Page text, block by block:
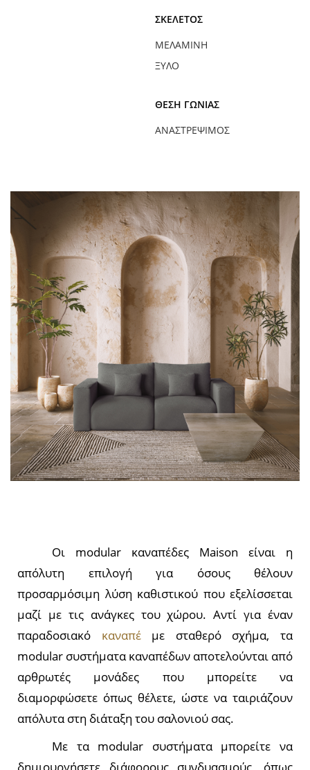
ΣΚΕΛΕΤΌΣ
ΜΕΛΑΜΊΝΗ
ΞΎΛΟ
ΘΈΣΗ ΓΩΝΊΑΣ
ΑΝΑΣΤΡΈΨΙΜΟΣ
Οι modular καναπέδες Maison είναι η
απόλυτη επιλογή για όσους θέλουν
προσαρμόσιμη λύση καθιστικού που εξελίσσεται
μαζί με τις ανάγκες του χώρου. Αντί για έναν
παραδοσιακό καναπέμε σταθερό σχήμα, τα
modular συστήματα καναπέδων αποτελούνται από
αρθρωτές μονάδες που μπορείτε να
διαμορφώσετε όπως θέλετε, ώστε να ταιριάζουν
απόλυτα στη διάταξη του σαλονιού σας.
Με τα modular συστήματα μπορείτε να